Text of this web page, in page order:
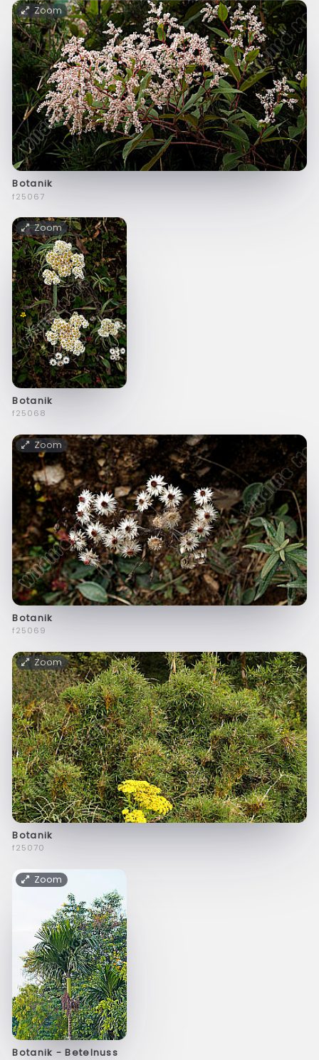
Zoom
Botanik
f25067
Zoom
Botanik
f25068
Zoom
Botanik
f25069
Zoom
Botanik
f25070
Zoom
Botanik - Betelnuss